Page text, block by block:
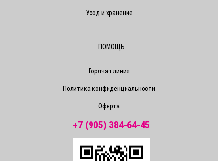
Уход и хранение
ПОМОЩЬ
Горячая линия
Политика конфиденциальности
Оферта
+7 (905) 384-64-45